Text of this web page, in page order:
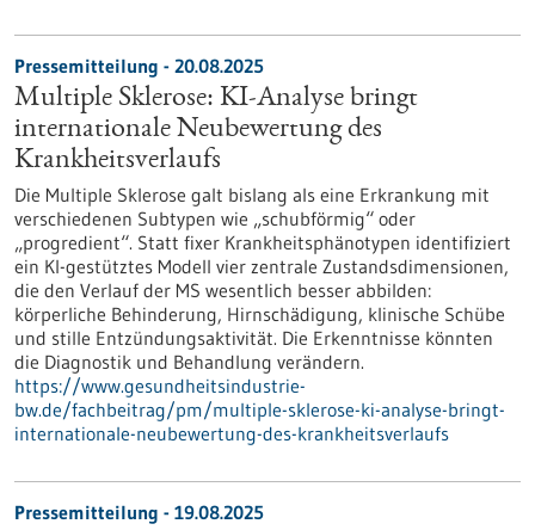
Pressemitteilung - 20.08.2025
Multiple Sklerose: KI-Analyse bringt
internationale Neubewertung des
Krankheitsverlaufs
Die Multiple Sklerose galt bislang als eine Erkrankung mit
verschiedenen Subtypen wie „schubförmig“ oder
„progredient“. Statt fixer Krankheitsphänotypen identifiziert
ein KI-gestütztes Modell vier zentrale Zustandsdimensionen,
die den Verlauf der MS wesentlich besser abbilden:
körperliche Behinderung, Hirnschädigung, klinische Schübe
und stille Entzündungsaktivität. Die Erkenntnisse könnten
die Diagnostik und Behandlung verändern.
https://www.gesundheitsindustrie-
bw.de/fachbeitrag/pm/multiple-sklerose-ki-analyse-bringt-
internationale-neubewertung-des-krankheitsverlaufs
Pressemitteilung - 19.08.2025